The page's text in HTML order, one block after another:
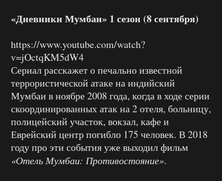
«Дневники Мумбаи» 1 сезон (8 сентября)
https://www.youtube.com/watch?
v=jOctqKM5dW4
Сериал расскажет о печально известной
террористической атаке на индийский
Мумбаи в ноябре 2008 года, когда в ходе серии
скоординированных атак на 2 отеля, больницу,
полицейский участок, вокзал, кафе и
Еврейский центр погибло 175 человек. В 2018
году про эти события уже выходил фильм
«Отель Мумбаи: Противостояние».